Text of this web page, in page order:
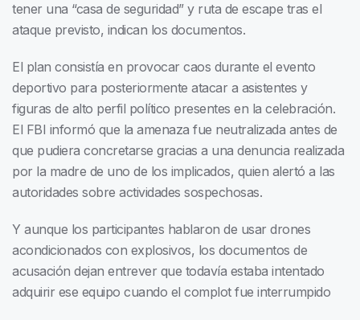
tener una “casa de seguridad” y ruta de escape tras el
ataque previsto, indican los documentos.
El plan consistía en provocar caos durante el evento
deportivo para posteriormente atacar a asistentes y
figuras de alto perfil político presentes en la celebración.
El FBI informó que la amenaza fue neutralizada antes de
que pudiera concretarse gracias a una denuncia realizada
por la madre de uno de los implicados, quien alertó a las
autoridades sobre actividades sospechosas.
Y aunque los participantes hablaron de usar drones
acondicionados con explosivos, los documentos de
acusación dejan entrever que todavía estaba intentado
adquirir ese equipo cuando el complot fue interrumpido